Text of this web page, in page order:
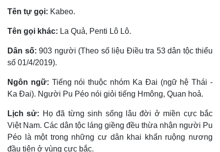
Tên tự gọi: Kabeo.
Tên gọi khác: La Quả, Penti Lô Lô.
Dân số: 903 người (Theo số liệu Điều tra 53 dân tộc thiểu
số 01/4/2019).
Ngôn ngữ: Tiếng nói thuộc nhóm Ka Ðai (ngữ hệ Thái -
Ka Ðai). Người Pu Péo nói giỏi tiếng Hmông, Quan hoả.
Lịch sử: Họ đã từng sinh sống lâu đời ở miền cực bắc
Việt Nam. Các dân tộc láng giềng đều thừa nhận người Pu
Péo là một trong những cư dân khai khẩn ruộng nương
đầu tiên ở vùng cực bắc.